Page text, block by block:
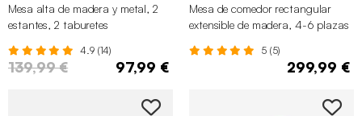
Mesa alta de madera y metal, 2
estantes, 2 taburetes
4.9 (14)
139,99 € 97,99 €
Mesa de comedor rectangular
extensible de madera, 4-6 plazas
5 (5)
299,99 €